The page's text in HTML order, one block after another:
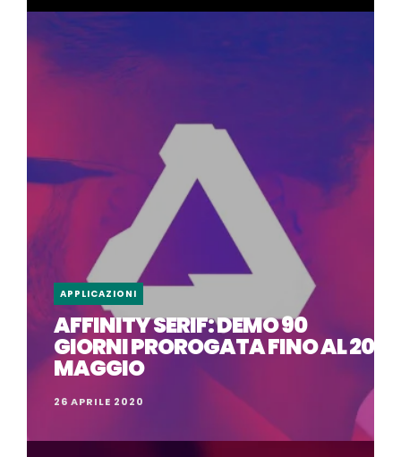
APPLICAZIONI
AFFINITY SERIF: DEMO 90
GIORNI PROROGATA FINO AL 20
MAGGIO
26 APRILE 2020